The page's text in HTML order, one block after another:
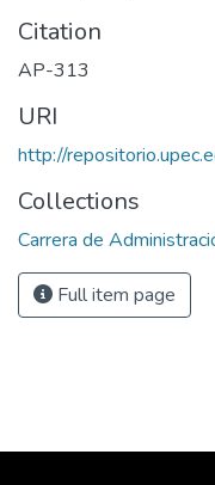
Citation
AP-313
URI
http://
Collections
Carrera de
Full item page